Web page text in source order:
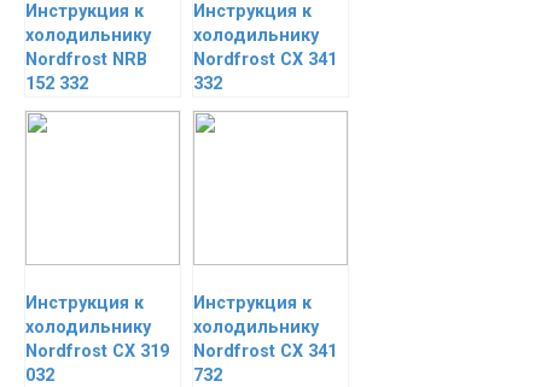
Инструкция к
холодильнику
Nordfrost NRB
152 332
Инструкция к
холодильнику
Nordfrost CX 341
332
Инструкция к
холодильнику
Nordfrost CX 319
032
Инструкция к
холодильнику
Nordfrost CX 341
732